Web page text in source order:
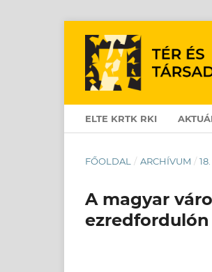
ELTE KRTK RKI
FŐOLDAL / ARCHÍVUM /
A magyar
ezredfordulón